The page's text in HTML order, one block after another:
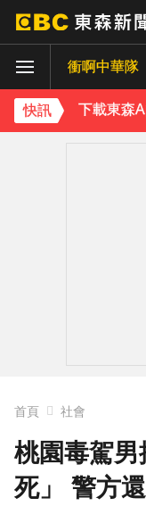
衝啊中華隊
快訊
首頁 社會
桃園毒駕
死」 警方